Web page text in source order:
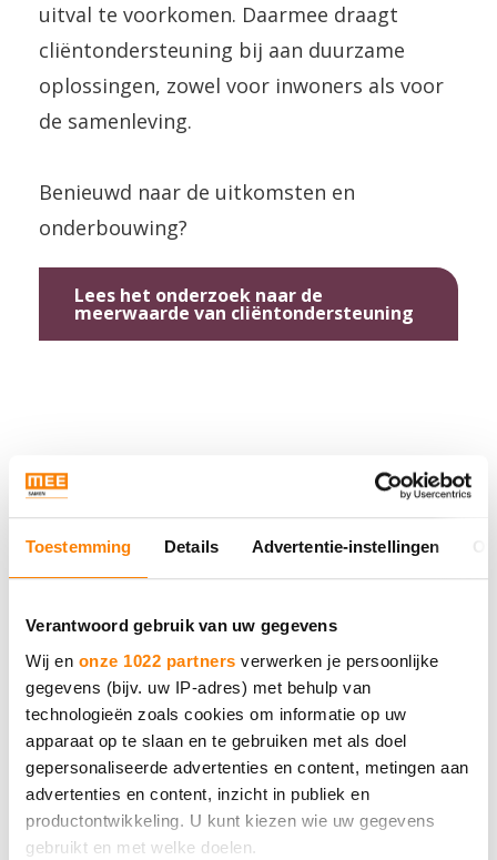
Toestemming Details Advertentie-instellingen
Verantwoord gebruik van uw gegevens
Wij en onze 1022 partners verwerken je persoonlijke
gegevens (bijv. uw IP-adres) met behulp van
technologieën zoals cookies om informatie op uw
apparaat op te slaan en te gebruiken met als doel
gepersonaliseerde advertenties en content, metingen aan
advertenties en content, inzicht in publiek en
productontwikkeling. U kunt kiezen wie uw gegevens
gebruikt en met welke doelen.
MEE Samen
Neem contact met ons op.
Bel 088 - 633 0633
Of vul het contactformulier
in
uitval te voorkomen. Daarmee draagt
cliëntondersteuning bij aan duurzame
oplossingen, zowel voor inwoners als voor
de samenleving.
Benieuwd naar de uitkomsten en
onderbouwing?
Lees het onderzoek naar de
meerwaarde van cliëntondersteuning